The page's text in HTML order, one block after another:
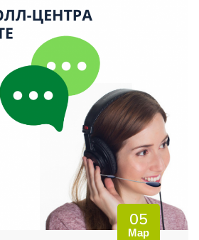
05
Мар